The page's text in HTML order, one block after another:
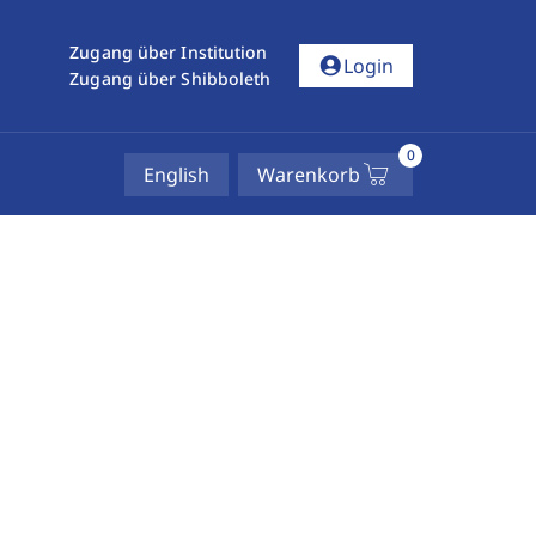
Zugang über Institution
Zugang über Shibboleth
account_circleLogin
English Warenkorb
0